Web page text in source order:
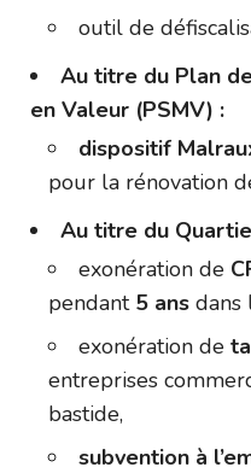
outil de
Au titre du Plan
en Valeur (PSMV) :
dispositif
pour la rénovation
Au titre du
exonération de
pendant 5 ans dans
exonération de
entreprises
bastide,
subvention à